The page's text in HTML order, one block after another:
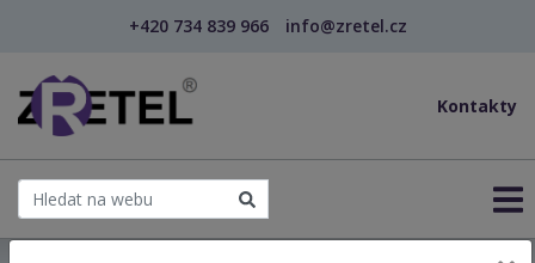
+420 734 839 966 info@zretel.cz
Kontakty